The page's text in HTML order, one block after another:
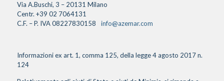
Via A.Buschi, 3 – 20131 Milano
Centr. +39 02 7064131
C.F. – P. IVA 08227830158
info@azemar.com
Informazioni ex art. 1, comma 125, della legge 4 agosto 2017 n.
124